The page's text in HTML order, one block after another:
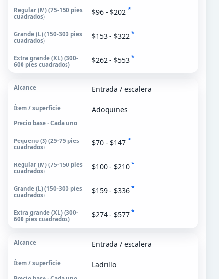
$96 - $202 *
$153 - $322 *
$262 - $553 *
Entrada / escalera
Adoquines
Precio base · Cada uno
$70 - $147 *
$100 - $210 *
$159 - $336 *
$274 - $577 *
Entrada / escalera
Ladrillo